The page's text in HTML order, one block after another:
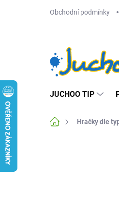
Obchodní podmínky
JUCHOO TIP
Domů Hračky dle